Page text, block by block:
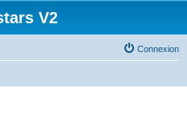
V2
Connexion